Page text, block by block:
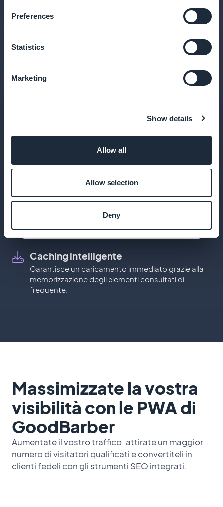
Preferences
Statistics
Marketing
Show details
Allow all
Allow selection
Deny
con un'icona, una schermata iniziale personalizzata
Caching intelligente
Garantisce un caricamento immediato grazie alla
memorizzazione degli elementi consultati di
frequente.
Massimizzate la vostra
visibilità con le PWA di
GoodBarber
Aumentate il vostro traffico, attirate un maggior
numero di visitatori qualificati e convertiteli in
clienti fedeli con gli strumenti SEO integrati.